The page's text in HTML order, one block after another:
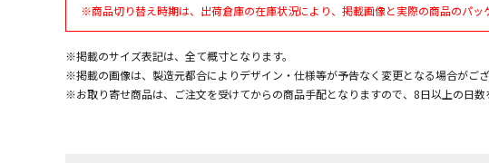
※商品切り替え時期は、出荷倉庫の在庫状況により、掲載画像と実際の商品のパッ
※掲載のサイズ表記は、全て概寸となります。
※掲載の画像は、製造元都合によりデザイン・仕様等が予告なく変更となる場合がござ
※お取り寄せ商品は、ご注文を受けてからの商品手配となりますので、8日以上の日数